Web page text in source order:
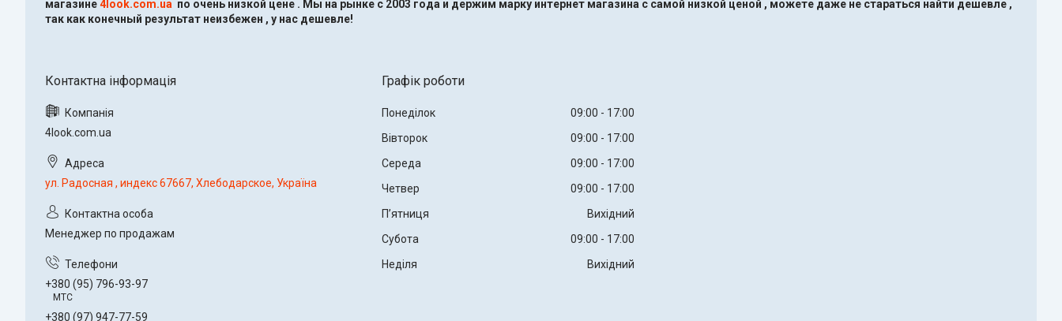
магазине4look.com.ua по очень низкой цене . Мы на рынке с 2003 года и держим марку интернет магазина с самой низкой ценой , можете даже не стараться найти дешевле ,
так как конечный результат неизбежен , у нас дешевле!
4look.com.ua
ул. Радосная , индекс 67667, Хлебодарское, Україна
Менеджер по продажам
+380 (95) 796-93-97
МТС
+380 (97) 947-77-59
Графік роботи
Понеділок 09:00
17:00
Вівторок
09:00
17:00
Середа
09:00
17:00
Четвер
09:00
17:00
Пʼятниця
Вихідний
Субота
09:00
17:00
Неділя
Вихідний